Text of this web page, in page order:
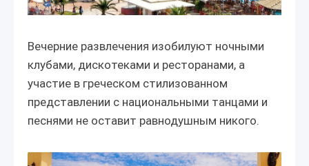
Вечерние развлечения изобилуют ночными
клубами, дискотеками и ресторанами, а
участие в греческом стилизованном
представлении с национальными танцами и
песнями не оставит равнодушным никого.